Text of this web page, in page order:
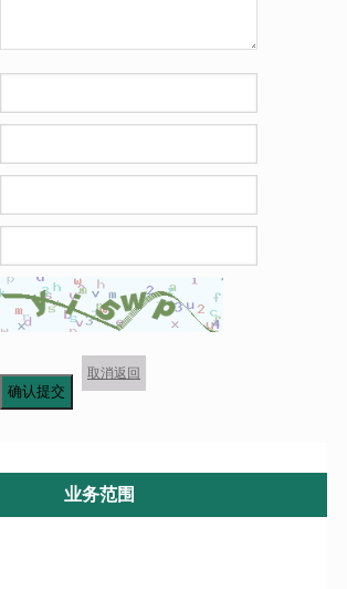
确认提交
取消返回
业务范围